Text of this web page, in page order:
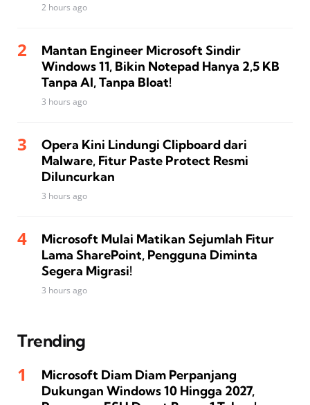
2 hours ago
Mantan Engineer Microsoft Sindir
Windows 11, Bikin Notepad Hanya 2,5 KB
Tanpa AI, Tanpa Bloat!
3 hours ago
Opera Kini Lindungi Clipboard dari
Malware, Fitur Paste Protect Resmi
Diluncurkan
3 hours ago
Microsoft Mulai Matikan Sejumlah Fitur
Lama SharePoint, Pengguna Diminta
Segera Migrasi!
3 hours ago
Trending
Microsoft Diam Diam Perpanjang
Dukungan Windows 10 Hingga 2027,